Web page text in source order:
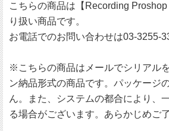
こちらの商品は【Recording
り扱い商品です。
お電話でのお問い合わせは03-3255-
※こちらの商品はメールでシリアル
ン納品形式の商品です。パッケージ
ん。また、システムの都合により、
る場合がございます。あらかじめご